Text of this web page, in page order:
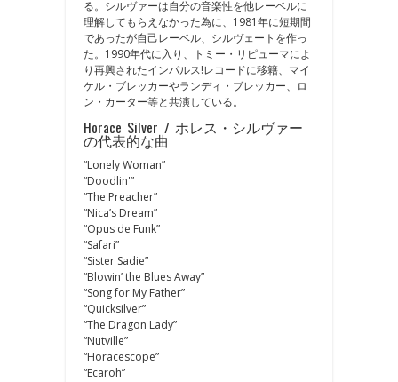
る。シルヴァーは自分の音楽性を他レーベルに
理解してもらえなかった為に、1981年に短期間
であったが自己レーベル、シルヴェートを作っ
た。1990年代に入り、トミー・リピューマによ
り再興されたインパルス!レコードに移籍、マイ
ケル・ブレッカーやランディ・ブレッカー、ロ
ン・カーター等と共演している。
Horace Silver / ホレス・シルヴァー
の代表的な曲
“Lonely Woman”
“Doodlin'”
“The Preacher”
“Nica’s Dream”
“Opus de Funk”
“Safari”
“Sister Sadie”
“Blowin’ the Blues Away”
“Song for My Father”
“Quicksilver”
“The Dragon Lady”
“Nutville”
“Horacescope”
“Ecaroh”